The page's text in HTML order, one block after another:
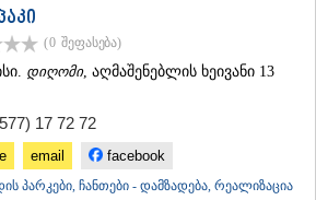
(0 შეფასება)
დიღომი, აღმაშენებლის ხეივანი 13
17 72 72
email facebook
პარკები, ჩანთები - დამზადება, რეალიზაცია